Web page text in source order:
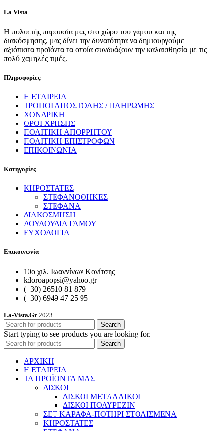
La Vista
Η πολυετής παρουσία μας στο χώρο του γάμου και της
διακόσμησης, μας δίνει την δυνατότητα να δημιουργούμε
αξιόπιστα προϊόντα τα οποία συνδυάζουν την καλαισθησία με τις
πολύ χαμηλές τιμές.
Πληροφορίες
Η ΕΤΑΙΡΕΙΑ
ΤΡΟΠΟΙ ΑΠΟΣΤΟΛΗΣ / ΠΛΗΡΩΜΗΣ
ΧΟΝΔΡΙΚΗ
ΟΡΟΙ ΧΡΗΣΗΣ
ΠΟΛΙΤΙΚΗ ΑΠΟΡΡΗΤΟΥ
ΠΟΛΙΤΙΚΗ ΕΠΙΣΤΡΟΦΩΝ
ΕΠΙΚΟΙΝΩΝΙΑ
Κατηγορίες
ΚΗΡΟΣΤΑΤΕΣ
ΣΤΕΦΑΝΟΘΗΚΕΣ
ΣΤΕΦΑΝΑ
ΔΙΑΚΟΣΜΗΣΗ
ΛΟΥΛΟΥΔΙΑ ΓΑΜΟΥ
ΕΥΧΟΛΟΓΙΑ
Επικοινωνία
10ο χιλ. Ιωαννίνων Κονίτσης
kdoroapopsi@yahoo.gr
(+30) 26510 81 879
(+30) 6949 47 25 95
La-Vista.Gr 2023
Search
Start typing to see products you are looking for.
Search
ΑΡΧΙΚΗ
Η ΕΤΑΙΡΕΙΑ
ΤΑ ΠΡΟΪΟΝΤΑ ΜΑΣ
ΔΙΣΚΟΙ
ΔΙΣΚΟΙ ΜΕΤΑΛΛΙΚΟΙ
ΔΙΣΚΟΙ ΠΟΛΥΡΕΖΙΝ
ΣΕΤ ΚΑΡΑΦΑ-ΠΟΤΗΡΙ ΣΤΟΛΙΣΜΕΝΑ
ΚΗΡΟΣΤΑΤΕΣ